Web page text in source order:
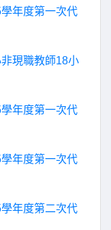
年度第一次代
現職教師18小
年度第一次代
年度第一次代
年度第二次代